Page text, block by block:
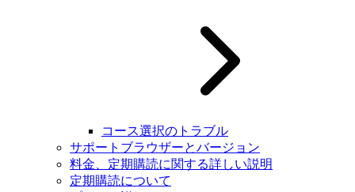
コース選択のトラブル
サポートブラウザーとバージョン
料金、定期購読に関する詳しい説明
定期購読について